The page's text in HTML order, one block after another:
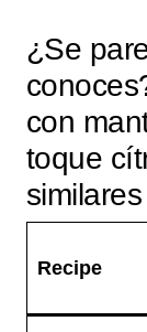
¿Se
con
toque
similares
Recipe